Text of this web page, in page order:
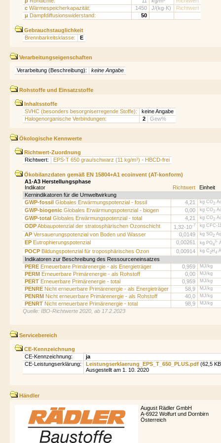
c Wärmespeicherkapazität: 1450 J/(kg·K)
Richtwert
μ Dampfdiffusionswiderstand: 50
Gebrauchstauglichkeit
Brennbarkeitsklasse:
E
Verarbeitungseigenschaften
Verarbeitung (Beschreibung): keine Angabe
Rohstoffe und Einsatzstoffe
Inhaltsstoffe
SVHC (besonders besorgniserregende Stoffe):
keine Angabe
Halogenorganische Verbindungen:
2 Gew%
Ökologische Kennwerte
Richtwert-Zuordnung
Richtwert:
EPS-T 650 grau/schwarz (11 kg/m³) - HBCD-frei
Ökobilanzdaten gemäß EN 15804+A1 ecoinvent (AT-konform)
A1-A3 Herstellungsphase
Indikator
Richtwert
Einheit
Kernindikatoren für die Umweltwirkung
GWP-fossil Globales Erwärmungspotenzial - fossil 4,21 kg CO2
GWP-biogenic Globales Erwärmungspotenzial - biogen 0,00 kg CO2
GWP-total Globales Erwärmungspotenzial - total 4,21 kg CO2
ODPAbbaupotenzial der stratosphärischen Ozonschicht 1,32·10-7 kg CFC-
AP Versauerungspotenzial von Boden und Wasser 0,0149 kg SO2
EP Eutrophierungspotenzial 0,00261 kg PO4
3-
POCP Bildungspotenzial für troposphärisches Ozon 0,00914 kg C 2H 4
Indikatoren zur Beschreibung des Ressourceneinsatzes
PERE Erneuerbare Primärenergie - als Energieträger 0,959 MJ/kg
PERM Erneuerbare Primärenergie - als Rohstoff 0,00 MJ/kg
PERT Erneuerbare Primärenergie - total 0,959 MJ/kg
PENRE Nicht erneuerbare Primärenergie - als Energieträger 58,9 MJ/kg
PENRM Nicht erneuerbare Primärenergie - als Rohstoff 40,0 MJ/kg
PENRT Nicht erneuerbare Primärenergie - total 98,9 MJ/kg
Quelle: IBO-Richtwerte 2020, ab 17.2.2023
Servicebereich
CE-Kennzeichnung
CE-Kennzeichnung:
ja
CE-Leistungserklärung:
Leistungserklaerung_EPS_T_650_PLUS.pdf (62,5
Ausgestellt am 1. 10. 2020
Händler
August Rädler GmbH
A-6922 Wolfurt und Dornbirn
Österreich